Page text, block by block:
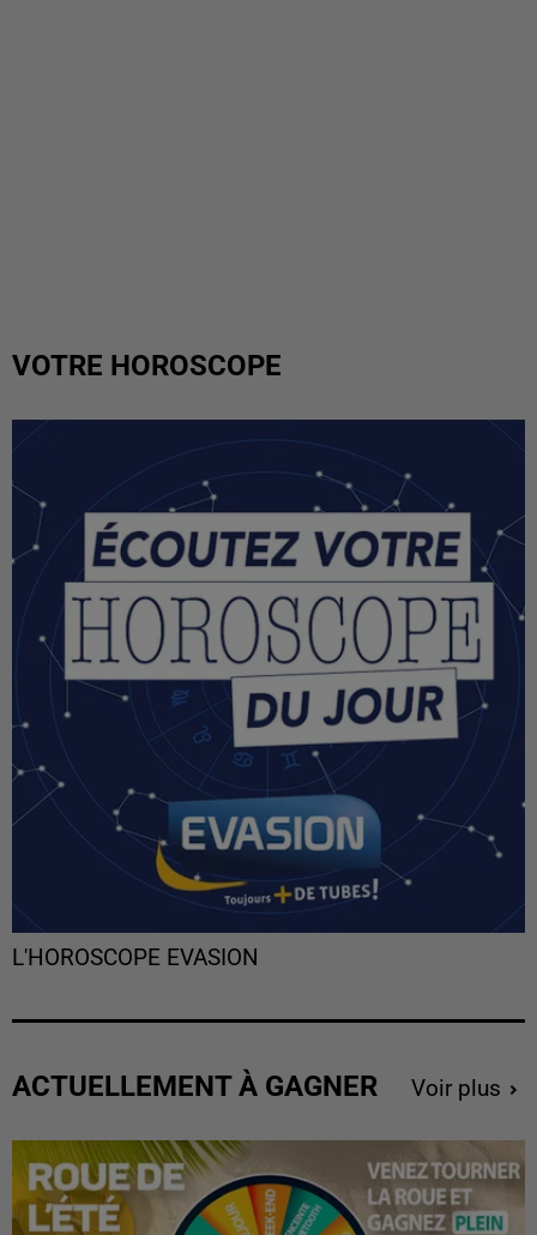
VOTRE HOROSCOPE
L'HOROSCOPE EVASION
ACTUELLEMENT À GAGNER Voir plus